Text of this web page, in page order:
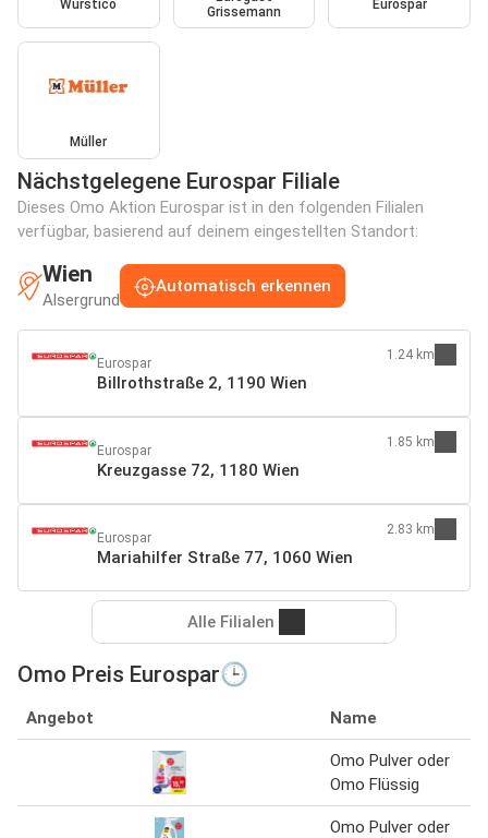
Wurstico
Grissemann
Eurospar
Müller
Nächstgelegene Eurospar Filiale
Dieses Omo Aktion Eurospar ist in den folgenden Filialen
verfügbar, basierend auf deinem eingestellten Standort:
Wien
Alsergrund
Automatisch erkennen
Eurospar
Billrothstraße 2, 1190 Wien
1.24 km
Eurospar
Kreuzgasse 72, 1180 Wien
1.85 km
Eurospar
Mariahilfer Straße 77, 1060 Wien
2.83 km
Alle Filialen
Omo Preis Eurospar🕒
Angebot Name
Omo Pulver oder
Omo Flüssig
Omo Pulver oder